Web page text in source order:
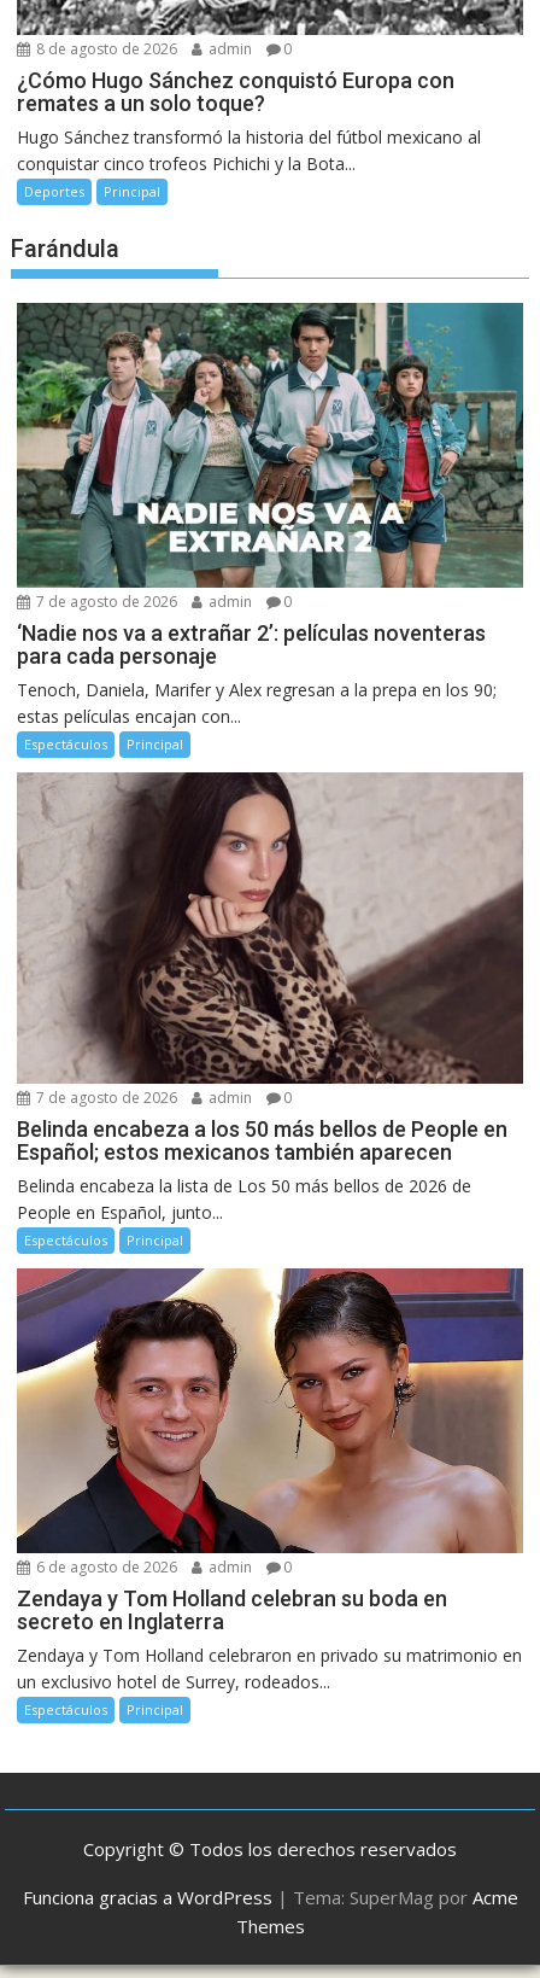
8 de agosto de 2026 admin 0
¿Cómo Hugo Sánchez conquistó Europa con
remates a un solo toque?
Hugo Sánchez transformó la historia del fútbol mexicano al
conquistar cinco trofeos Pichichi y la Bota...
Deportes Principal
Farándula
7 de agosto de 2026 admin 0
‘Nadie nos va a extrañar 2’: películas noventeras
para cada personaje
Tenoch, Daniela, Marifer y Alex regresan a la prepa en los 90;
estas películas encajan con...
Espectáculos Principal
7 de agosto de 2026 admin 0
Belinda encabeza a los 50 más bellos de People en
Español; estos mexicanos también aparecen
Belinda encabeza la lista de Los 50 más bellos de 2026 de
People en Español, junto...
Espectáculos Principal
6 de agosto de 2026 admin 0
Zendaya y Tom Holland celebran su boda en
secreto en Inglaterra
Zendaya y Tom Holland celebraron en privado su matrimonio en
un exclusivo hotel de Surrey, rodeados...
Espectáculos Principal
Copyright © Todos los derechos reservados
Funciona gracias a WordPress | Tema: SuperMag por Acme
Themes